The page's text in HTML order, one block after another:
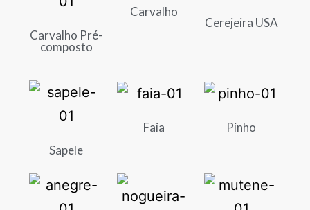
Carvalho Pré-
composto
Carvalho
Cerejeira USA
Sapele
Faia Pinho